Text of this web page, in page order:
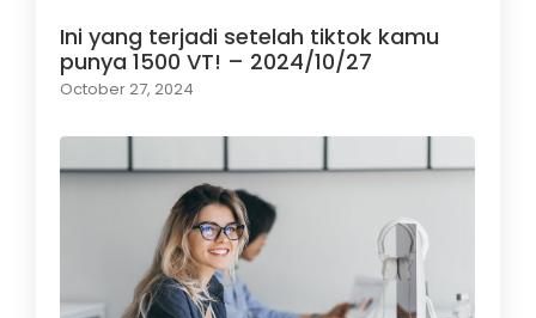
Ini yang terjadi setelah tiktok kamu
punya 1500 VT! – 2024/10/27
October 27, 2024